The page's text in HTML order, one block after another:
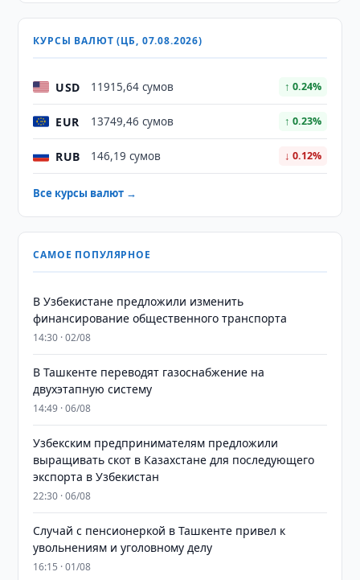
КУРСЫ ВАЛЮТ (ЦБ, 07.08.2026)
USD 11915,64 сумов ↑ 0.24%
EUR 13749,46 сумов ↑ 0.23%
RUB 146,19 сумов ↓ 0.12%
Все курсы валют →
САМОЕ ПОПУЛЯРНОЕ
В Узбекистане предложили изменить
финансирование общественного транспорта
14:30 · 02/08
В Ташкенте переводят газоснабжение на
двухэтапную систему
14:49 · 06/08
Узбекским предпринимателям предложили
выращивать скот в Казахстане для последующего
экспорта в Узбекистан
22:30 · 06/08
Случай с пенсионеркой в Ташкенте привел к
увольнениям и уголовному делу
16:15 · 01/08